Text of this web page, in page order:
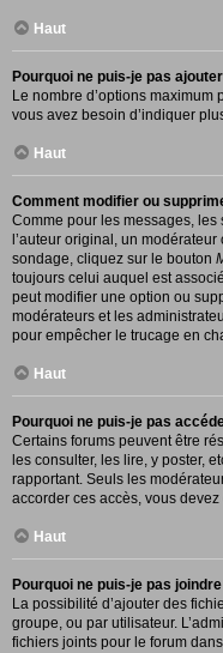
Haut
Pourquoi ne puis-je pas
Le nombre d’options maximum
vous avez besoin d’indiquer
Haut
Comment modifier ou
Comme pour les messages,
l’auteur original, un
sondage, cliquez sur le bouton
toujours celui auquel est
peut modifier une option ou
modérateurs et les
pour empêcher le trucage en
Haut
Pourquoi ne puis-je pas
Certains forums peuvent être
les consulter, les lire, y poster,
rapportant. Seuls les
accorder ces accès, vous devez
Haut
Pourquoi ne puis-je pas
La possibilité d’ajouter des
groupe, ou par utilisateur.
fichiers joints pour le forum